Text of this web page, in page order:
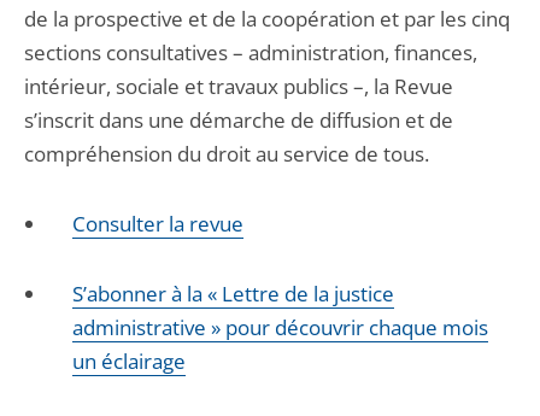
de la prospective et de la coopération et par les cinq
sections consultatives – administration, finances,
intérieur, sociale et travaux publics –, la Revue
s’inscrit dans une démarche de diffusion et de
compréhension du droit au service de tous.
Consulter la revue
S’abonner à la « Lettre de la justice
administrative » pour découvrir chaque mois
un éclairage